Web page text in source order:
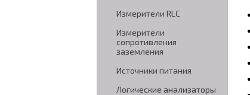
Измерители RLC
Измерители
сопротивления
заземления
Источники питания
Логические анализаторы